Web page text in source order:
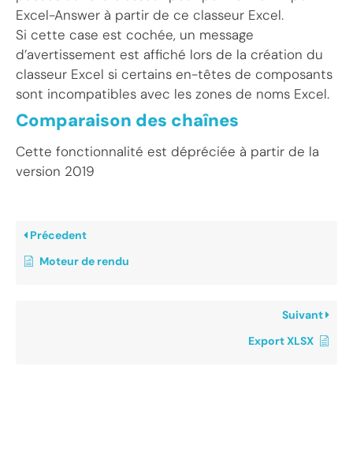
Excel-Answer à partir de ce classeur Excel.
Si cette case est cochée, un message
d’avertissement est affiché lors de la création du
classeur Excel si certains en-têtes de composants
sont incompatibles avec les zones de noms Excel.
Comparaison des chaînes
Cette fonctionnalité est dépréciée à partir de la
version 2019
Précedent
Moteur de rendu
Suivant
Export XLSX